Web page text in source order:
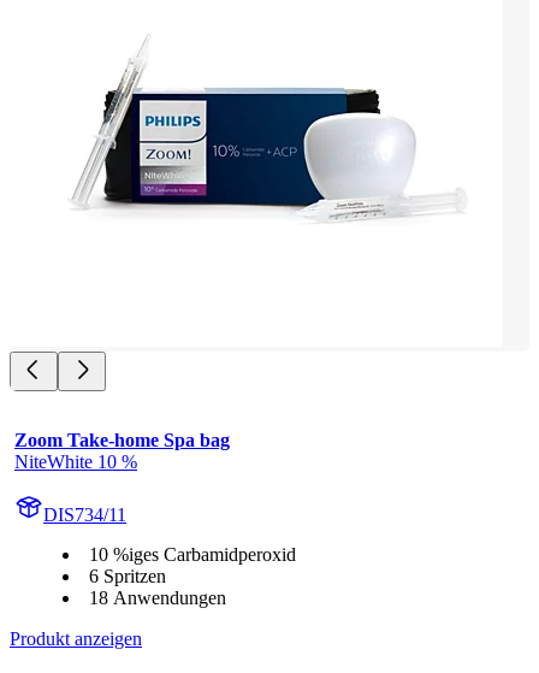
Zoom Take-home Spa bag
NiteWhite 10 %
DIS734/11
10 %iges Carbamidperoxid
6 Spritzen
18 Anwendungen
Produkt anzeigen